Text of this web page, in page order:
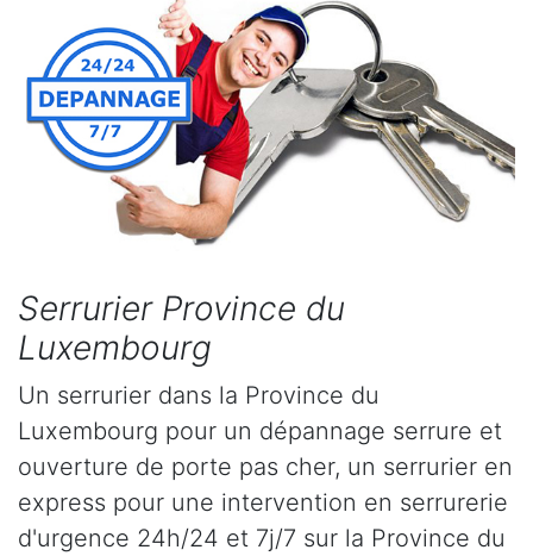
Serrurier Province du
Luxembourg
Un serrurier dans la Province du
Luxembourg pour un dépannage serrure et
ouverture de porte pas cher, un serrurier en
express pour une intervention en serrurerie
d'urgence 24h/24 et 7j/7 sur la Province du